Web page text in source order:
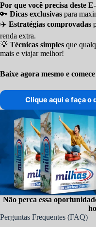
Por que você precisa deste
🔑 Dicas exclusivas para
✈️ Estratégias comprovadas
renda extra.
💡 Técnicas simples que
mais e viajar melhor!
Baixe agora mesmo e
Clique aqui e faça o
Não perca essa
Perguntas Frequentes (FAQ)